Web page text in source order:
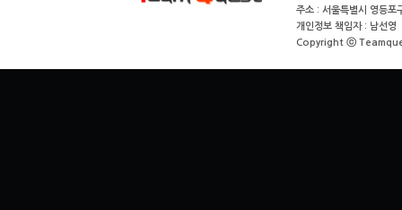
주소 : 서울특별시 영등
개인정보 책임자 : 남
Copyright ⓒ